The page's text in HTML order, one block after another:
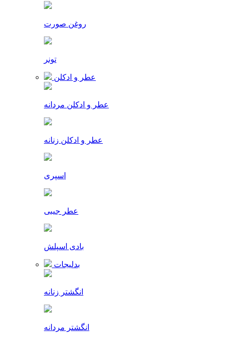
روغن صورت
تونر
عطر و ادکلن
عطر و ادکلن مردانه
عطر و ادکلن زنانه
اسپری
عطر جیبی
بادی اسپلش
بدلیجات
انگشتر زنانه
انگشتر مردانه